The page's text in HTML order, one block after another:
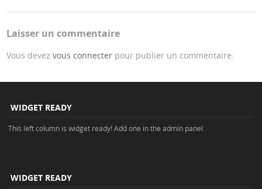
Laisser un commentaire
Vous devezvous connecter pour publier un commentaire.
WIDGET READY
This left column is widget ready! Add one in the admin panel.
WIDGET READY